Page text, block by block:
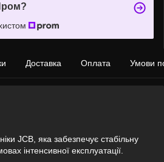
Доставка Оплата Умови
JCB, яка забезпечує стабільну
інтенсивної експлуатації.